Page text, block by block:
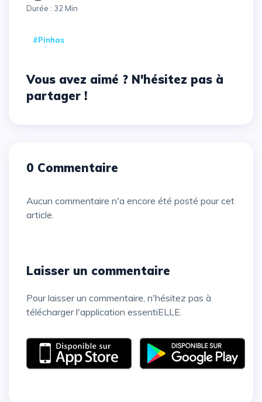
Durée : 32 Min
#Pinhas
Vous avez aimé ? N'hésitez pas à
partager !
0 Commentaire
Aucun commentaire n'a encore été posté pour cet
article.
Laisser un commentaire
Pour laisser un commentaire, n'hésitez pas à
télécharger l'application essentiELLE.